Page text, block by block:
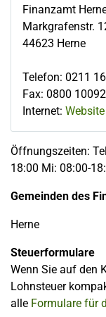
Finanzamt
Markgrafenstr.
44623 Herne
Telefon: 0211
Fax: 0800
Internet:
Öffnungszeiten:
18:00 Mi: 08:00-
Gemeinden des
Herne
Steuerformulare
Wenn Sie auf den
Lohnsteuer
alle Formulare für